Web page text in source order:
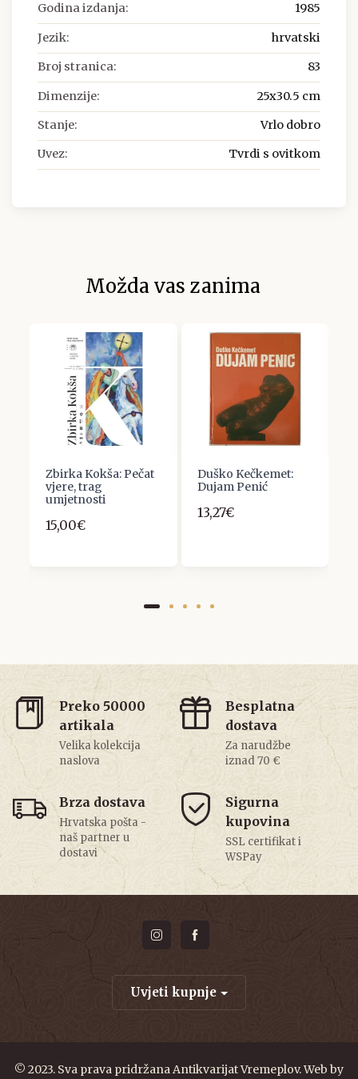
Godina izdanja: 1985
Jezik: hrvatski
Broj stranica: 83
Dimenzije: 25x30.5 cm
Stanje: Vrlo dobro
Uvez: Tvrdi s ovitkom
Možda vas zanima
Zbirka Kokša: Pečat
vjere, trag
umjetnosti
15,00€
Duško Kečkemet:
Dujam Penić
13,27€
Preko 50000
artikala
Velika kolekcija
naslova
Besplatna
dostava
Za narudžbe
iznad 70 €
Brza dostava
Hrvatska pošta -
naš partner u
dostavi
Sigurna
kupovina
SSL certifikat i
WSPay
Uvjeti kupnje
© 2023. Sva prava pridržana Antikvarijat Vremeplov. Web by